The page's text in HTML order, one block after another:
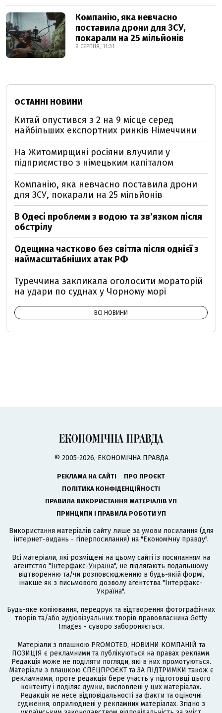
Компанію, яка невчасно
поставила дрони для ЗСУ,
покарали на 25 мільйонів
9 СЕРПНЯ, 11:31
ОСТАННІ НОВИНИ
Китай опустився з 2 на 9 місце серед
найбільших експортних ринків Німеччини
На Житомирщині росіяни влучили у
підприємство з німецьким капіталом
Компанію, яка невчасно поставила дрони
для ЗСУ, покарали на 25 мільйонів
В Одесі проблеми з водою та звʼязком після
обстрілу
Одещина частково без світла після однієї з
наймасштабніших атак РФ
Туреччина закликала оголосити мораторій
на удари по суднах у Чорному морі
ВСІ НОВИНИ
© 2005-2026, ЕКОНОМІЧНА ПРАВДА
РЕКЛАМА НА САЙТІ
ПРО ПРОЄКТ
ПОЛІТИКА КОНФІДЕНЦІЙНОСТІ
ПРАВИЛА ВИКОРИСТАННЯ МАТЕРІАЛІВ УП
ПРИНЦИПИ І ПРАВИЛА РОБОТИ УП
Використання матеріалів сайту лише за умови посилання (для
інтернет-видань - гіперпосилання) на "Економічну правду".
Всі матеріали, які розміщені на цьому сайті із посиланням на
агентство "Інтерфакс-Україна", не підлягають подальшому
відтворенню та/чи розповсюдженню в будь-якій формі,
інакше як з письмового дозволу агентства "Інтерфакс-
Україна".
Будь-яке копіювання, передрук та відтворення фотографічних
творів та/або аудіовізуальних творів правовласника Getty
Images - суворо забороняється.
Матеріали з плашкою PROMOTED, НОВИНИ КОМПАНІЙ та
ПОЗИЦІЯ є рекламними та публікуються на правах реклами.
Редакція може не поділяти погляди, які в них промотуються.
Матеріали з плашкою СПЕЦПРОЄКТ та ЗА ПІДТРИМКИ також є
рекламними, проте редакція бере участь у підготовці цього
контенту і поділяє думки, висловлені у цих матеріалах.
Редакція не несе відповідальності за факти та оціночні
судження, оприлюднені у рекламних матеріалах. Згідно з